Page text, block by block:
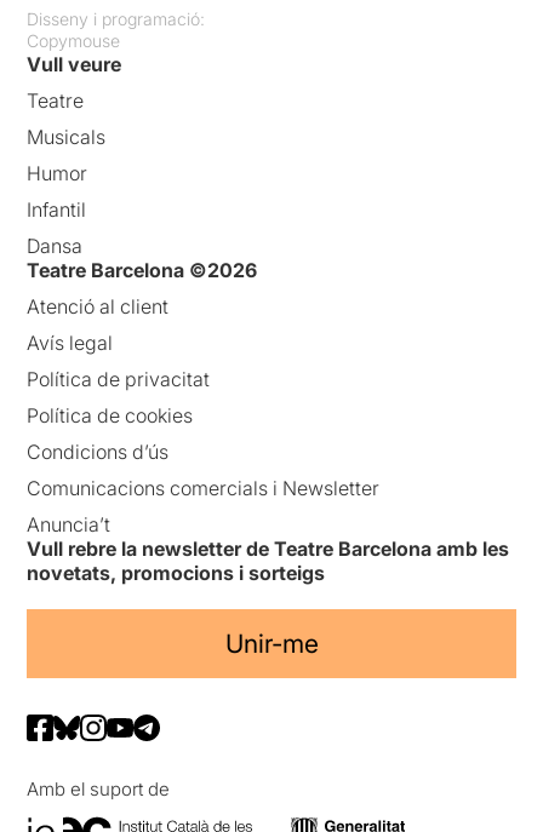
Disseny i programació:
Copymouse
Vull veure
Teatre
Musicals
Humor
Infantil
Dansa
Teatre Barcelona ©2026
Atenció al client
Avís legal
Política de privacitat
Política de cookies
Condicions d’ús
Comunicacions comercials i Newsletter
Anuncia’t
Vull rebre la newsletter de Teatre Barcelona amb les
novetats, promocions i sorteigs
Unir-me
Amb el suport de